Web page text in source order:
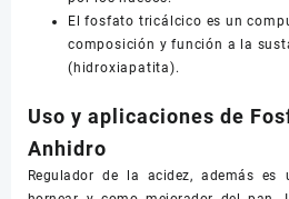
El fosfato tricálcico es un
composición y función a la
(hidroxiapatita).
Uso y aplicaciones de
Anhidro
Regulador de la acidez, además